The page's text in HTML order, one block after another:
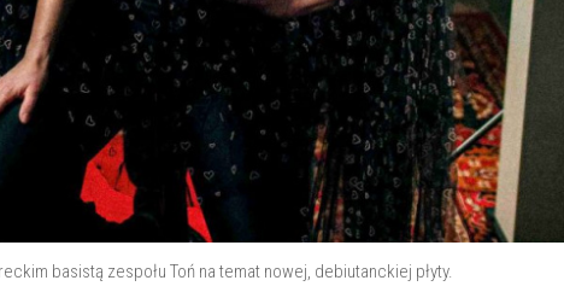
basistą zespołu Toń na temat nowej, debiutanckiej płyty.